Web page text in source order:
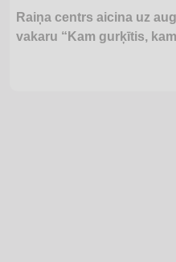
Raiņa centrs aicina uz
vakaru “Kam gurķītis,